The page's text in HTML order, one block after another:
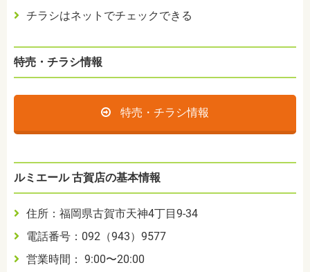
チラシはネットでチェックできる
特売・チラシ情報
特売・チラシ情報
ルミエール 古賀店の基本情報
住所：福岡県古賀市天神4丁目9-34
電話番号：092（943）9577
営業時間： 9:00〜20:00